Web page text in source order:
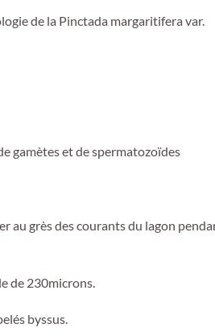
de la Pinctada margaritifera var.
gamètes et de spermatozoïdes
au grès des courants du lagon
de 230microns.
byssus.